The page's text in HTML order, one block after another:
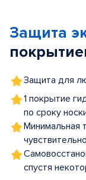
5
Защита
Защита для
1 покрытие
по сроку
Минимальная
спустя